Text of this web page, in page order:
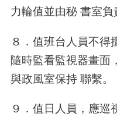
力輪值並由秘 書室負
８．值班台人員不得
隨時監看監視器畫面
與政風室保持 聯繫。
９．值日人員，應巡